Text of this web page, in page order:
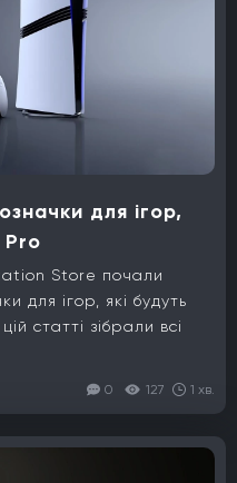
для ігор,
Pro
Store почали
для ігор, які будуть
статті зібрали всі
0 127 1 хв.